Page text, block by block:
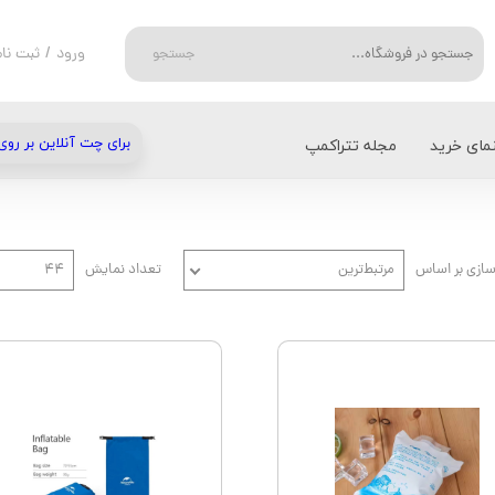
جستجو ورود / ثبت
روشنایی و گرمایش
دستمال سر و کلاه
فیسکارس - FISKARS
بلک دیاموند - Black Diamond
سی تو سامیت - Sea to Summit
خرید مجله تتراکمپ برای چت آنلاین بر
بر اساس مرتبط‌ترین تعداد نمایش ۴۴